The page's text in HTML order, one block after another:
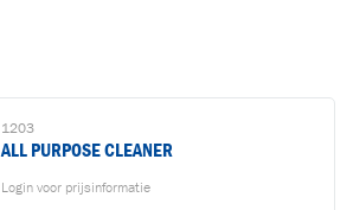
1203
ALL PURPOSE CLEANER
Login voor prijsinformatie